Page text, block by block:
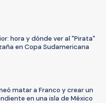
hora y dónde ver al "Pirata"
en Copa Sudamericana
matar a Franco y crear un
en una isla de México